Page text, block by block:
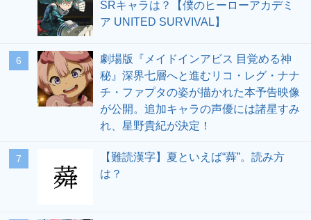
SRキャラは？【僕のヒーローアカデミ
ア UNITED SURVIVAL】
6
劇場版『メイドインアビス 目覚める神
秘』深界七層へと進むリコ・レグ・ナナ
チ・ファプタの姿が描かれた本予告映像
が公開。追加キャラの声優には諸星すみ
れ、星野貴紀が決定！
7
【難読漢字】夏といえば“蕣”。読み方
は？